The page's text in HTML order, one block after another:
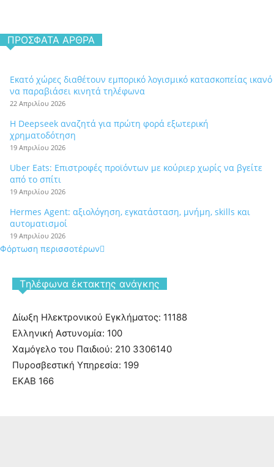
ΠΡΌΣΦΑΤΑ ΆΡΘΡΑ
Εκατό χώρες διαθέτουν εμπορικό λογισμικό κατασκοπείας ικανό
να παραβιάσει κινητά τηλέφωνα
22 Απριλίου 2026
Η Deepseek αναζητά για πρώτη φορά εξωτερική
χρηματοδότηση
19 Απριλίου 2026
Uber Eats: Επιστροφές προϊόντων με κούριερ χωρίς να βγείτε
από το σπίτι
19 Απριλίου 2026
Hermes Agent: αξιολόγηση, εγκατάσταση, μνήμη, skills και
αυτοματισμοί
19 Απριλίου 2026
Φόρτωση περισσοτέρων
Tηλέφωνα έκτακτης ανάγκης
Δίωξη Ηλεκτρονικού Εγκλήματος: 11188
Ελληνική Αστυνομία: 100
Χαμόγελο του Παιδιού: 210 3306140
Πυροσβεστική Υπηρεσία: 199
ΕΚΑΒ 166